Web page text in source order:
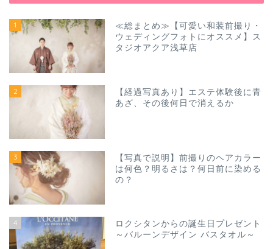
1
≪総まとめ≫【可愛い和装前撮り・
ウェディングフォトにオススメ】ス
タジオアクア浅草店
2
【経過写真あり】エステ体験後に青
あざ、その後何日で消えるか
3
【写真で説明】前撮りのヘアカラー
は何色？明るさは？何日前に染める
の？
4
ロクシタンからの誕生日プレゼント
～バルーンデザイン バスタオル～